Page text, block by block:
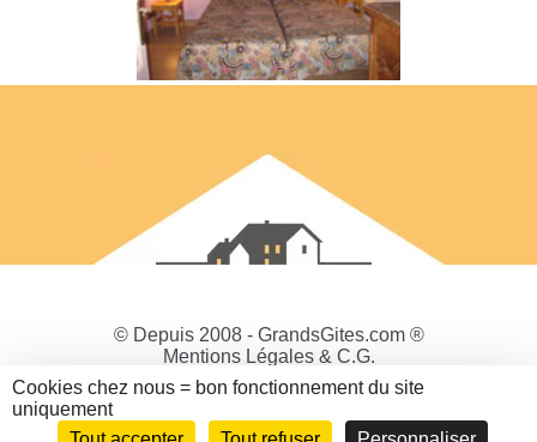
© Depuis 2008 - GrandsGites.com ®
Mentions Légales & C.G.
Politique de Confidentialité
Gestion des cookies
Cookies chez nous = bon fonctionnement du site
uniquement